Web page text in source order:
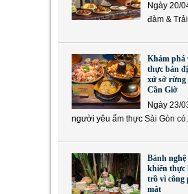
Ngày 20/
đàm &
Khám phá
thực bản
xứ sở rừng
Cần Giờ
Ngày 23/
người yêu ẩm thực Sài Gòn
Bánh nghệ
khiến thực
trồ vì công
mắt